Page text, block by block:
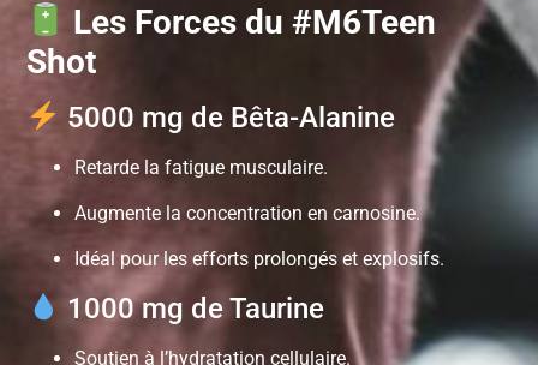
Les Forces du #M6Teen
Shot
5000 mg de Bêta-Alanine
Retarde la fatigue musculaire.
Augmente la concentration en carnosine.
Idéal pour les efforts prolongés et explosifs.
1000 mg de Taurine
Soutien à l’hydratation cellulaire.